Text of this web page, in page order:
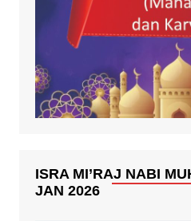
ISRA MI’RAJ NABI
JAN 2026